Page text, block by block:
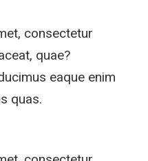
consectetur
quae?
eaque enim
quas.